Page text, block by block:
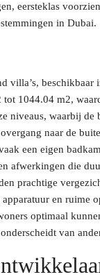
eersteklas
in Dubai.
villa’s,
1044.04 m2,
niveaus, waarbij
naar de
een eigen
afwerkingen die
prachtige
en ruime
optimaal
van